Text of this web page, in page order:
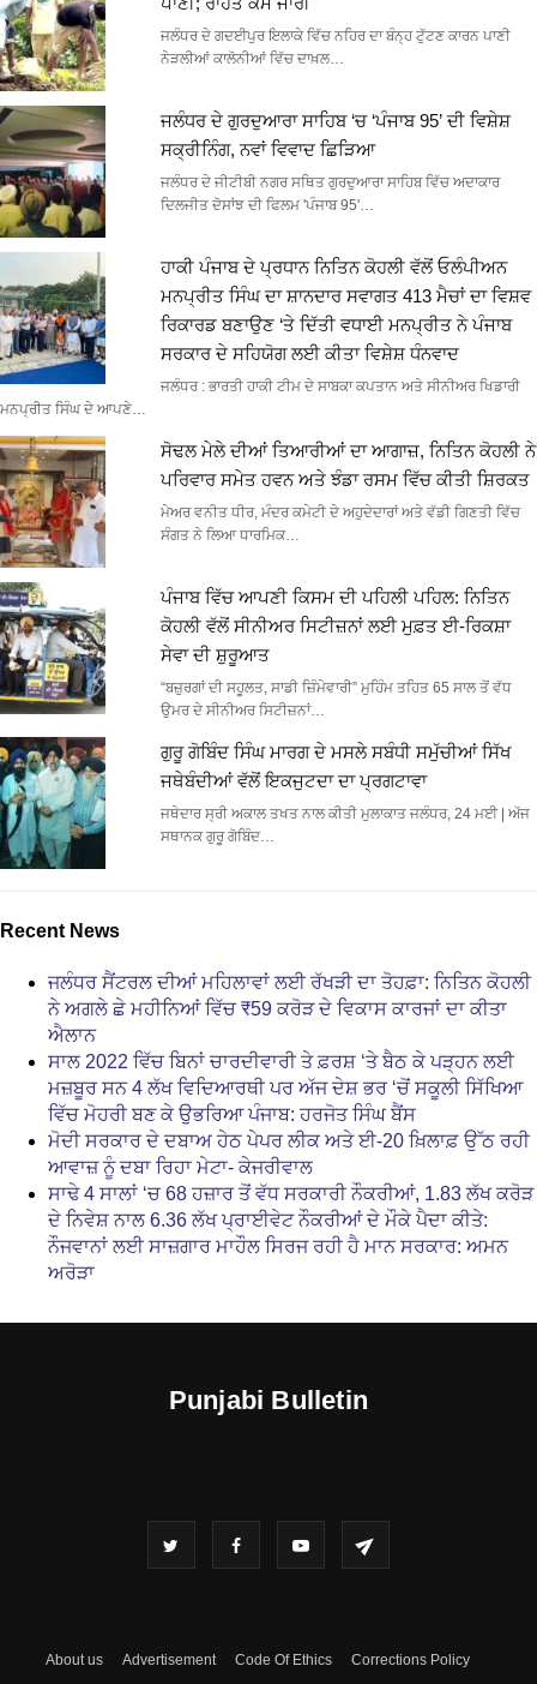
ਜਲੰਧਰ ਦੇ ਗਦਈਪੁਰ ਇਲਾਕੇ ਵਿੱਚ ਨਹਿਰ ਦਾ ਬੰਨ੍ਹ ਟੁੱਟਣ ਕਾਰਨ ਪਾਣੀ
ਨੇੜਲੀਆਂ ਕਾਲੋਨੀਆਂ ਵਿੱਚ ਦਾਖ਼ਲ…
ਜਲੰਧਰ ਦੇ ਗੁਰਦੁਆਰਾ ਸਾਹਿਬ ‘ਚ ‘ਪੰਜਾਬ 95’ ਦੀ ਵਿਸ਼ੇਸ਼
ਸਕ੍ਰੀਨਿੰਗ, ਨਵਾਂ ਵਿਵਾਦ ਛਿੜਿਆ
ਜਲੰਧਰ ਦੇ ਜੀਟੀਬੀ ਨਗਰ ਸਥਿਤ ਗੁਰਦੁਆਰਾ ਸਾਹਿਬ ਵਿੱਚ ਅਦਾਕਾਰ
ਦਿਲਜੀਤ ਦੋਸਾਂਝ ਦੀ ਫਿਲਮ 'ਪੰਜਾਬ 95'…
ਹਾਕੀ ਪੰਜਾਬ ਦੇ ਪ੍ਰਧਾਨ ਨਿਤਿਨ ਕੋਹਲੀ ਵੱਲੋਂ ਓਲੰਪੀਅਨ
ਮਨਪ੍ਰੀਤ ਸਿੰਘ ਦਾ ਸ਼ਾਨਦਾਰ ਸਵਾਗਤ 413 ਮੈਚਾਂ ਦਾ ਵਿਸ਼ਵ
ਰਿਕਾਰਡ ਬਣਾਉਣ ‘ਤੇ ਦਿੱਤੀ ਵਧਾਈ ਮਨਪ੍ਰੀਤ ਨੇ ਪੰਜਾਬ
ਸਰਕਾਰ ਦੇ ਸਹਿਯੋਗ ਲਈ ਕੀਤਾ ਵਿਸ਼ੇਸ਼ ਧੰਨਵਾਦ
ਜਲੰਧਰ : ਭਾਰਤੀ ਹਾਕੀ ਟੀਮ ਦੇ ਸਾਬਕਾ ਕਪਤਾਨ ਅਤੇ ਸੀਨੀਅਰ ਖਿਡਾਰੀ
ਮਨਪ੍ਰੀਤ ਸਿੰਘ ਦੇ ਆਪਣੇ…
ਸੋਢਲ ਮੇਲੇ ਦੀਆਂ ਤਿਆਰੀਆਂ ਦਾ ਆਗਾਜ਼, ਨਿਤਿਨ ਕੋਹਲੀ ਨੇ
ਪਰਿਵਾਰ ਸਮੇਤ ਹਵਨ ਅਤੇ ਝੰਡਾ ਰਸਮ ਵਿੱਚ ਕੀਤੀ ਸ਼ਿਰਕਤ
ਮੇਅਰ ਵਨੀਤ ਧੀਰ, ਮੰਦਰ ਕਮੇਟੀ ਦੇ ਅਹੁਦੇਦਾਰਾਂ ਅਤੇ ਵੱਡੀ ਗਿਣਤੀ ਵਿੱਚ
ਸੰਗਤ ਨੇ ਲਿਆ ਧਾਰਮਿਕ…
ਪੰਜਾਬ ਵਿੱਚ ਆਪਣੀ ਕਿਸਮ ਦੀ ਪਹਿਲੀ ਪਹਿਲ: ਨਿਤਿਨ
ਕੋਹਲੀ ਵੱਲੋਂ ਸੀਨੀਅਰ ਸਿਟੀਜ਼ਨਾਂ ਲਈ ਮੁਫ਼ਤ ਈ-ਰਿਕਸ਼ਾ
ਸੇਵਾ ਦੀ ਸ਼ੁਰੂਆਤ
“ਬਜ਼ੁਰਗਾਂ ਦੀ ਸਹੂਲਤ, ਸਾਡੀ ਜ਼ਿੰਮੇਵਾਰੀ” ਮੁਹਿੰਮ ਤਹਿਤ 65 ਸਾਲ ਤੋਂ ਵੱਧ
ਉਮਰ ਦੇ ਸੀਨੀਅਰ ਸਿਟੀਜ਼ਨਾਂ…
ਗੁਰੂ ਗੋਬਿੰਦ ਸਿੰਘ ਮਾਰਗ ਦੇ ਮਸਲੇ ਸਬੰਧੀ ਸਮੁੱਚੀਆਂ ਸਿੱਖ
ਜਥੇਬੰਦੀਆਂ ਵੱਲੋਂ ਇਕਜੁਟਦਾ ਦਾ ਪ੍ਰਗਟਾਵਾ
ਜਥੇਦਾਰ ਸ੍ਰੀ ਅਕਾਲ ਤਖਤ ਨਾਲ ਕੀਤੀ ਮੁਲਾਕਾਤ ਜਲੰਧਰ, 24 ਮਈ | ਅੱਜ
ਸਥਾਨਕ ਗੁਰੂ ਗੋਬਿੰਦ…
Recent News
ਜਲੰਧਰ ਸੈਂਟਰਲ ਦੀਆਂ ਮਹਿਲਾਵਾਂ ਲਈ ਰੱਖੜੀ ਦਾ ਤੋਹਫ਼ਾ: ਨਿਤਿਨ ਕੋਹਲੀ
ਨੇ ਅਗਲੇ ਛੇ ਮਹੀਨਿਆਂ ਵਿੱਚ ₹59 ਕਰੋੜ ਦੇ ਵਿਕਾਸ ਕਾਰਜਾਂ ਦਾ ਕੀਤਾ
ਐਲਾਨ
ਸਾਲ 2022 ਵਿੱਚ ਬਿਨਾਂ ਚਾਰਦੀਵਾਰੀ ਤੇ ਫ਼ਰਸ਼ ‘ਤੇ ਬੈਠ ਕੇ ਪੜ੍ਹਨ ਲਈ
ਮਜ਼ਬੂਰ ਸਨ 4 ਲੱਖ ਵਿਦਿਆਰਥੀ ਪਰ ਅੱਜ ਦੇਸ਼ ਭਰ ‘ਚੋਂ ਸਕੂਲੀ ਸਿੱਖਿਆ
ਵਿੱਚ ਮੋਹਰੀ ਬਣ ਕੇ ਉਭਰਿਆ ਪੰਜਾਬ: ਹਰਜੋਤ ਸਿੰਘ ਬੈਂਸ
ਮੋਦੀ ਸਰਕਾਰ ਦੇ ਦਬਾਅ ਹੇਠ ਪੇਪਰ ਲੀਕ ਅਤੇ ਈ-20 ਖ਼ਿਲਾਫ਼ ਉੱਠ ਰਹੀ
ਆਵਾਜ਼ ਨੂੰ ਦਬਾ ਰਿਹਾ ਮੇਟਾ- ਕੇਜਰੀਵਾਲ
ਸਾਢੇ 4 ਸਾਲਾਂ ‘ਚ 68 ਹਜ਼ਾਰ ਤੋਂ ਵੱਧ ਸਰਕਾਰੀ ਨੌਕਰੀਆਂ, 1.83 ਲੱਖ ਕਰੋੜ
ਦੇ ਨਿਵੇਸ਼ ਨਾਲ 6.36 ਲੱਖ ਪ੍ਰਾਈਵੇਟ ਨੌਕਰੀਆਂ ਦੇ ਮੌਕੇ ਪੈਦਾ ਕੀਤੇ:
ਨੌਜਵਾਨਾਂ ਲਈ ਸਾਜ਼ਗਾਰ ਮਾਹੌਲ ਸਿਰਜ ਰਹੀ ਹੈ ਮਾਨ ਸਰਕਾਰ: ਅਮਨ
ਅਰੋੜਾ
Punjabi Bulletin
About us Advertisement Code Of Ethics Corrections Policy